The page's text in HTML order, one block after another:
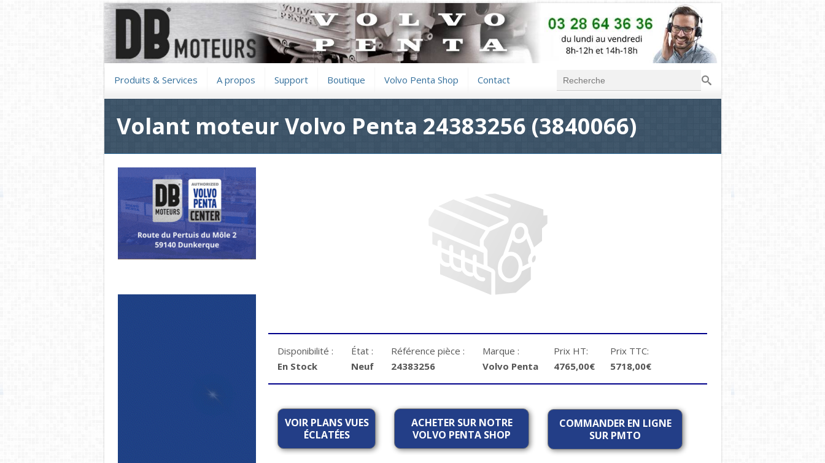
Produits & Services A propos Support Boutique Volvo Penta Shop Contact
Formulaire de
recherche
Recherche
Volant moteur Volvo Penta 24383256 (3840066)
Disponibilité :
En Stock
État :
Neuf
Référence pièce :
24383256
Marque :
Volvo Penta
Prix HT:
4765,00€
Prix TTC:
5718,00€
VOIR PLANS VUES
ÉCLATÉES
ACHETER SUR NOTRE
VOLVO PENTA SHOP
COMMANDER EN LIGNE
SUR PMTO